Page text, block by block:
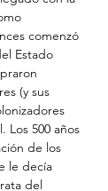
comenzó
Estado
(y sus
Los 500 años
de los
le decía
del